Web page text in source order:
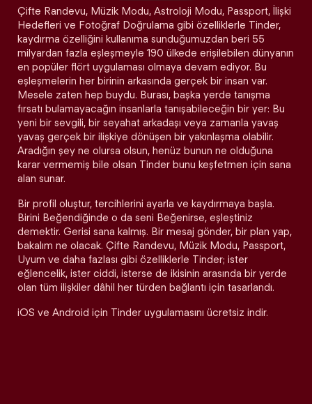
Çifte Randevu, Müzik Modu, Astroloji Modu, Passport, İlişki
Hedefleri ve Fotoğraf Doğrulama gibi özelliklerle Tinder,
kaydırma özelliğini kullanıma sunduğumuzdan beri 55
milyardan fazla eşleşmeyle 190 ülkede erişilebilen dünyanın
en popüler flört uygulaması olmaya devam ediyor. Bu
eşleşmelerin her birinin arkasında gerçek bir insan var.
Mesele zaten hep buydu. Burası, başka yerde tanışma
fırsatı bulamayacağın insanlarla tanışabileceğin bir yer: Bu
yeni bir sevgili, bir seyahat arkadaşı veya zamanla yavaş
yavaş gerçek bir ilişkiye dönüşen bir yakınlaşma olabilir.
Aradığın şey ne olursa olsun, henüz bunun ne olduğuna
karar vermemiş bile olsan Tinder bunu keşfetmen için sana
alan sunar.
Bir profil oluştur, tercihlerini ayarla ve kaydırmaya başla.
Birini Beğendiğinde o da seni Beğenirse, eşleştiniz
demektir. Gerisi sana kalmış. Bir mesaj gönder, bir plan yap,
bakalım ne olacak. Çifte Randevu, Müzik Modu, Passport,
Uyum ve daha fazlası gibi özelliklerle Tinder; ister
eğlencelik, ister ciddi, isterse de ikisinin arasında bir yerde
olan tüm ilişkiler dâhil her türden bağlantı için tasarlandı.
iOS ve Android için Tinder uygulamasını ücretsiz indir.